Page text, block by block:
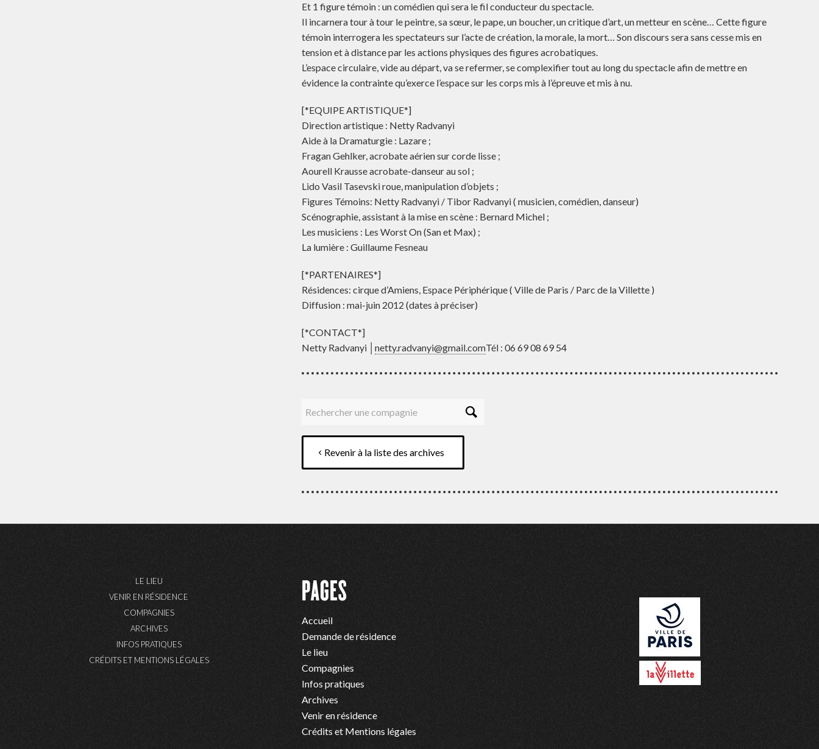
Et 1 figure témoin : un comédien qui sera le fil conducteur du spectacle.
Il incarnera tour à tour le peintre, sa sœur, le pape, un boucher, un critique d’art, un metteur en scène… Cette figure
témoin interrogera les spectateurs sur l’acte de création, la morale, la mort… Son discours sera sans cesse mis en
tension et à distance par les actions physiques des figures acrobatiques.
L’espace circulaire, vide au départ, va se refermer, se complexifier tout au long du spectacle afin de mettre en
évidence la contrainte qu’exerce l’espace sur les corps mis à l’épreuve et mis à nu.
[*EQUIPE ARTISTIQUE*]
Direction artistique : Netty Radvanyi
Aide à la Dramaturgie : Lazare ;
Fragan Gehlker, acrobate aérien sur corde lisse ;
Aourell Krausse acrobate-danseur au sol ;
Lido Vasil Tasevski roue, manipulation d’objets ;
Figures Témoins: Netty Radvanyi / Tibor Radvanyi ( musicien, comédien, danseur)
Scénographie, assistant à la mise en scène : Bernard Michel ;
Les musiciens : Les Worst On (San et Max) ;
La lumière : Guillaume Fesneau
[*PARTENAIRES*]
Résidences: cirque d’Amiens, Espace Périphérique ( Ville de Paris / Parc de la Villette )
Diffusion : mai-juin 2012 (dates à préciser)
[*CONTACT*]
Netty Radvanyi │ netty.radvanyi@gmail.comTél : 06 69 08 69 54
Revenir à la liste des archives
LE LIEU
VENIR EN RÉSIDENCE
COMPAGNIES
ARCHIVES
INFOS PRATIQUES
CRÉDITS ET MENTIONS LÉGALES
PAGES
Accueil
Demande de résidence
Le lieu
Compagnies
Infos pratiques
Archives
Venir en résidence
Crédits et Mentions légales